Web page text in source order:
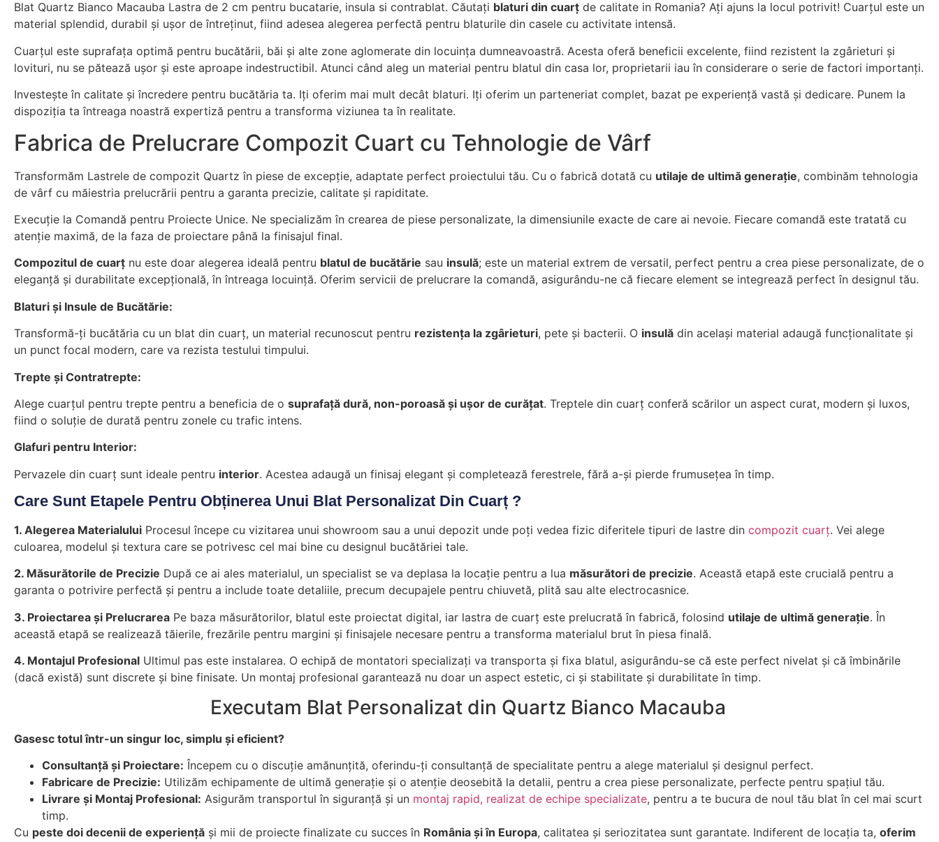
Blat Quartz Bianco Macauba Lastra de 2 cm pentru bucatarie, insula si contrablat. Căutați blaturi din cuarț de calitate in Romania? Ați ajuns la locul potrivit! Cuarțul este un
material splendid, durabil și ușor de întreținut, fiind adesea alegerea perfectă pentru blaturile din casele cu activitate intensă.
Cuarțul este suprafața optimă pentru bucătării, băi și alte zone aglomerate din locuința dumneavoastră. Acesta oferă beneficii excelente, fiind rezistent la zgârieturi și
lovituri, nu se pătează ușor și este aproape indestructibil. Atunci când aleg un material pentru blatul din casa lor, proprietarii iau în considerare o serie de factori importanți.
Investește în calitate și încredere pentru bucătăria ta. Iți oferim mai mult decât blaturi. Iți oferim un parteneriat complet, bazat pe experiență vastă și dedicare. Punem la
dispoziția ta întreaga noastră expertiză pentru a transforma viziunea ta în realitate.
Fabrica de Prelucrare Compozit Cuart cu Tehnologie de Vârf
Transformăm Lastrele de compozit Quartz în piese de excepție, adaptate perfect proiectului tău. Cu o fabrică dotată cu utilaje de ultimă generație, combinăm tehnologia
de vârf cu măiestria prelucrării pentru a garanta precizie, calitate și rapiditate.
Execuție la Comandă pentru Proiecte Unice. Ne specializăm în crearea de piese personalizate, la dimensiunile exacte de care ai nevoie. Fiecare comandă este tratată cu
atenție maximă, de la faza de proiectare până la finisajul final.
Compozitul de cuarț nu este doar alegerea ideală pentru blatul de bucătărie sau insulă; este un material extrem de versatil, perfect pentru a crea piese personalizate, de o
eleganță și durabilitate excepțională, în întreaga locuință. Oferim servicii de prelucrare la comandă, asigurându-ne că fiecare element se integrează perfect în designul tău.
Blaturi și Insule de Bucătărie:
Transformă-ți bucătăria cu un blat din cuarț, un material recunoscut pentru rezistența la zgârieturi, pete și bacterii. O insulă din același material adaugă funcționalitate și
un punct focal modern, care va rezista testului timpului.
Trepte și Contratrepte:
Alege cuarțul pentru trepte pentru a beneficia de o suprafață dură, non-poroasă și ușor de curățat. Treptele din cuarț conferă scărilor un aspect curat, modern și luxos,
fiind o soluție de durată pentru zonele cu trafic intens.
Glafuri pentru Interior:
Pervazele din cuarț sunt ideale pentru interior. Acestea adaugă un finisaj elegant și completează ferestrele, fără a-și pierde frumusețea în timp.
Care Sunt Etapele Pentru Obținerea Unui Blat Personalizat Din Cuarț ?
1. Alegerea Materialului Procesul începe cu vizitarea unui showroom sau a unui depozit unde poți vedea fizic diferitele tipuri de lastre din compozit cuarț. Vei alege
culoarea, modelul și textura care se potrivesc cel mai bine cu designul bucătăriei tale.
2. Măsurătorile de Precizie După ce ai ales materialul, un specialist se va deplasa la locație pentru a lua măsurători de precizie. Această etapă este crucială pentru a
garanta o potrivire perfectă și pentru a include toate detaliile, precum decupajele pentru chiuvetă, plită sau alte electrocasnice.
3. Proiectarea și Prelucrarea Pe baza măsurătorilor, blatul este proiectat digital, iar lastra de cuarț este prelucrată în fabrică, folosind utilaje de ultimă generație. În
această etapă se realizează tăierile, frezările pentru margini și finisajele necesare pentru a transforma materialul brut în piesa finală.
4. Montajul Profesional Ultimul pas este instalarea. O echipă de montatori specializați va transporta și fixa blatul, asigurându-se că este perfect nivelat și că îmbinările
(dacă există) sunt discrete și bine finisate. Un montaj profesional garantează nu doar un aspect estetic, ci și stabilitate și durabilitate în timp.
Executam Blat Personalizat din Quartz Bianco Macauba
Gasesc totul într-un singur loc, simplu și eficient?
Consultanță și Proiectare: Începem cu o discuție amănunțită, oferindu-ți consultanță de specialitate pentru a alege materialul și designul perfect.
Fabricare de Precizie: Utilizăm echipamente de ultimă generație și o atenție deosebită la detalii, pentru a crea piese personalizate, perfecte pentru spațiul tău.
Livrare și Montaj Profesional: Asigurăm transportul în siguranță și un montaj rapid, realizat de echipe specializate, pentru a te bucura de noul tău blat în cel mai scurt
timp.
Cu peste doi decenii de experiență și mii de proiecte finalizate cu succes în România și în Europa, calitatea și seriozitatea sunt garantate. Indiferent de locația ta, oferim